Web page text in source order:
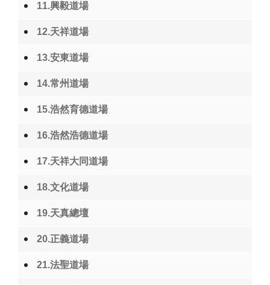
11.興毅道場
12.天祥道場
13.安東道場
14.常州道場
15.浩然育德道場
16.浩然浩德道場
17.天祥大同道場
18.文化道場
19.天真總壇
20.正義道場
21.法聖道場